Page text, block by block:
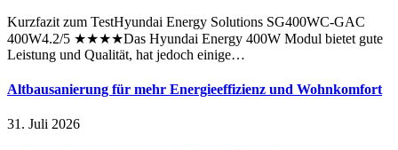
Kurzfazit zum TestHyundai Energy Solutions SG400WC-GAC
400W4.2/5 ★★★★Das Hyundai Energy 400W Modul bietet gute
Leistung und Qualität, hat jedoch einige…
Altbausanierung für mehr Energieeffizienz und Wohnkomfort
31. Juli 2026